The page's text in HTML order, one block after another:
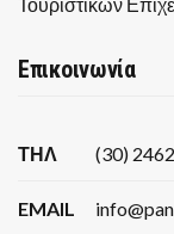
Επικοινωνία
ΤΗΛ (30)
EMAIL